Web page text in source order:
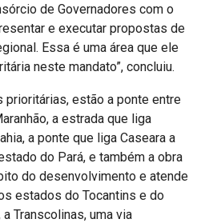
de Governadores com o
e executar propostas de
Essa é uma área que ele
neste mandato”, concluiu.
prioritárias, estão a ponte entre
a estrada que liga
a ponte que liga Caseara a
do Pará, e também a obra
do desenvolvimento e atende
estados do Tocantins e do
Transcolinas, uma via